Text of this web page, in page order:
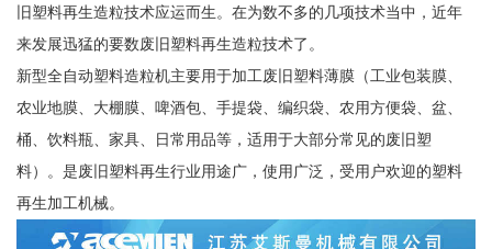
旧塑料再生造粒技术应运而生。在为数不多的几项技术当中，近年
来发展迅猛的要数废旧塑料再生造粒技术了。
新型全自动塑料造粒机主要用于加工废旧塑料薄膜（工业包装膜、
农业地膜、大棚膜、啤酒包、手提袋、编织袋、农用方便袋、盆、
桶、饮料瓶、家具、日常用品等，适用于大部分常见的废旧塑
料）。是废旧塑料再生行业用途广，使用广泛，受用户欢迎的塑料
再生加工机械。